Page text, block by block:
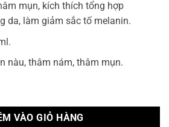
mụn, kích thích tổng hợp
da, làm giảm sắc tố melanin.
nàu, thâm nám, thâm mụn.
nám Goodndoc Vitamin C-16.5 Daily
VÀO GIỎ HÀNG